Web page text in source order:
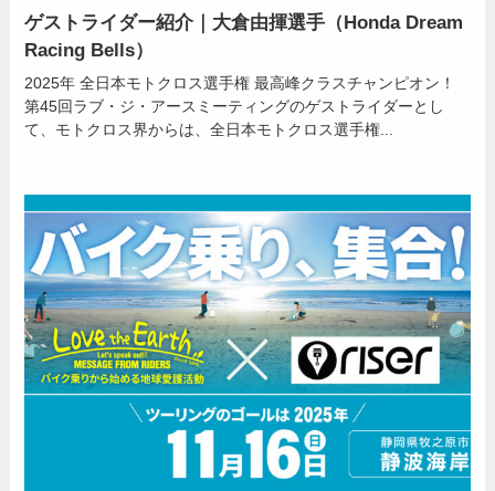
ゲストライダー紹介｜大倉由揮選手（Honda Dream
Racing Bells）
2025年 全日本モトクロス選手権 最高峰クラスチャンピオン！
第45回ラブ・ジ・アースミーティングのゲストライダーとし
て、モトクロス界からは、全日本モトクロス選手権...